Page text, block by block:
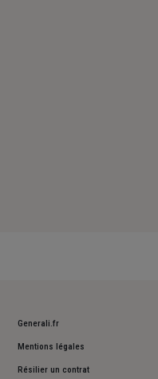
Generali.fr
Mentions légales
Résilier un contrat